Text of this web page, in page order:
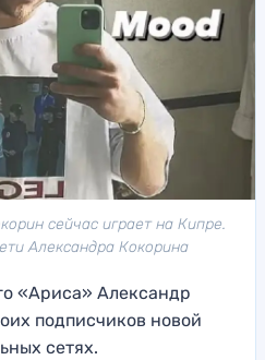
сейчас играет на Кипре.
Александра Кокорина
«Ариса» Александр
подписчиков новой
сетях.